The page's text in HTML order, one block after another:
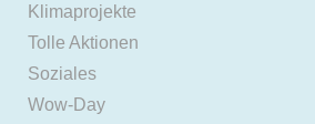
Klimaprojekte
Tolle Aktionen
Soziales
Wow-Day